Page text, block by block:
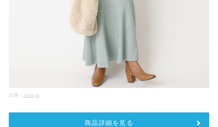
出典： zozo.jp
商品詳細を見る